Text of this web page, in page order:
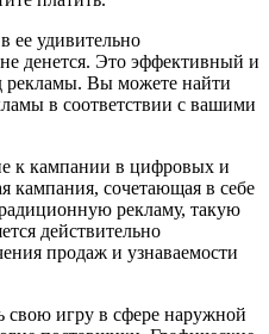
ее удивительно
денется. Это эффективный и
рекламы. Вы можете найти
в соответствии с вашими
к кампании в цифровых и
сочетающая в себе
рекламу, такую
действительно
продаж и узнаваемости
свою игру в сфере наружной